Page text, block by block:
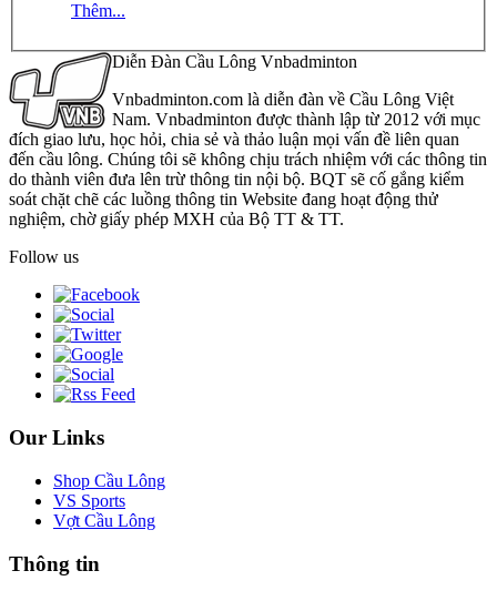
Thêm...
Diễn Đàn Cầu Lông Vnbadminton
Vnbadminton.com là diễn đàn về Cầu Lông Việt
Nam. Vnbadminton được thành lập từ 2012 với mục
đích giao lưu, học hỏi, chia sẻ và thảo luận mọi vấn đề liên quan
đến cầu lông. Chúng tôi sẽ không chịu trách nhiệm với các thông tin
do thành viên đưa lên trừ thông tin nội bộ. BQT sẽ cố gắng kiểm
soát chặt chẽ các luồng thông tin Website đang hoạt động thử
nghiệm, chờ giấy phép MXH của Bộ TT & TT.
Follow us
Our Links
Shop Cầu Lông
VS Sports
Vợt Cầu Lông
Thông tin